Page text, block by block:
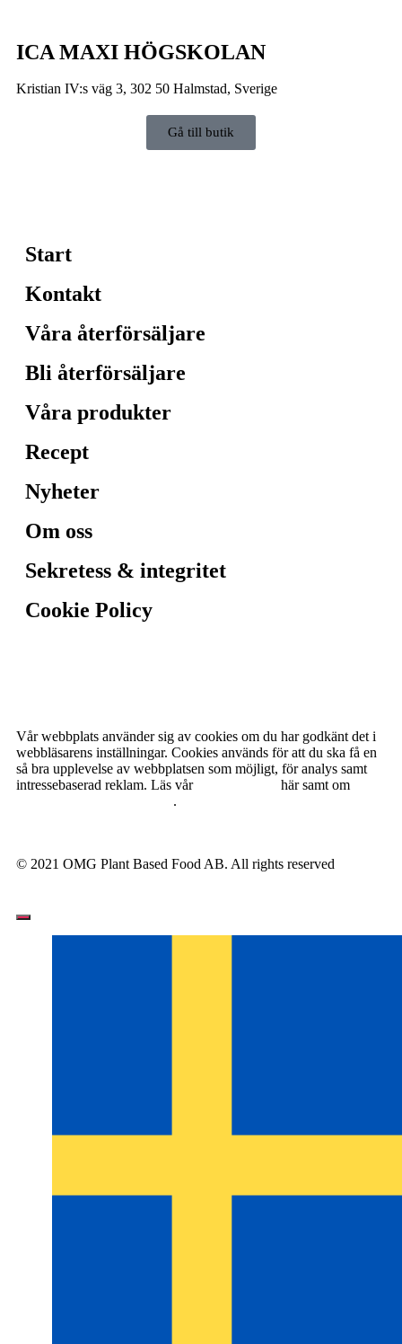
ICA MAXI HÖGSKOLAN
Kristian IV:s väg 3, 302 50 Halmstad, Sverige
Gå till butik
Start
Kontakt
Våra återförsäljare
Bli återförsäljare
Våra produkter
Recept
Nyheter
Om oss
Sekretess & integritet
Cookie Policy
Vår webbplats använder sig av cookies om du har godkänt det i
webbläsarens inställningar. Cookies används för att du ska få en
så bra upplevelse av webbplatsen som möjligt, för analys samt
intressebaserad reklam. Läs vår
här samt om
.
© 2021 OMG Plant Based Food AB. All rights reserved